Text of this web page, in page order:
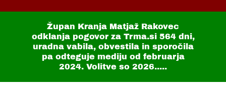
Župan Kranja Matjaž Rakovec
odklanja pogovor za Trma.si 564 dni,
uradna vabila, obvestila in sporočila
pa odteguje mediju od februarja
2024. Volitve so 2026.....